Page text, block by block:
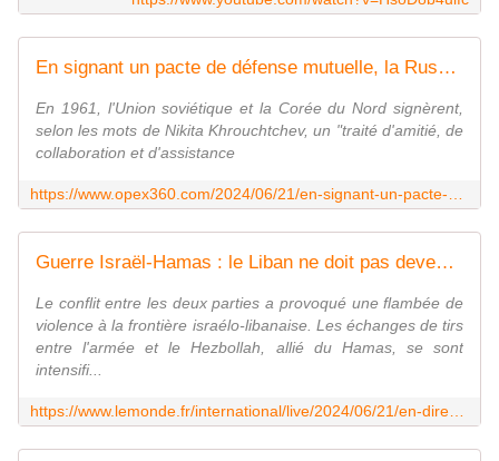
En signant un pacte de défense mutuelle, la Russie et la Corée du Nord ressuscitent l'esprit de la Guerre froide - Zone Militaire
En 1961, l'Union soviétique et la Corée du Nord signèrent,
selon les mots de Nikita Khrouchtchev, un "traité d'amitié, de
collaboration et d'assistance
Guerre Israël-Hamas : le Liban ne doit pas devenir " un autre Gaza ", plaide le secrétaire général de l'ONU
Le conflit entre les deux parties a provoqué une flambée de
violence à la frontière israélo-libanaise. Les échanges de tirs
entre l'armée et le Hezbollah, allié du Hamas, se sont
intensifi...